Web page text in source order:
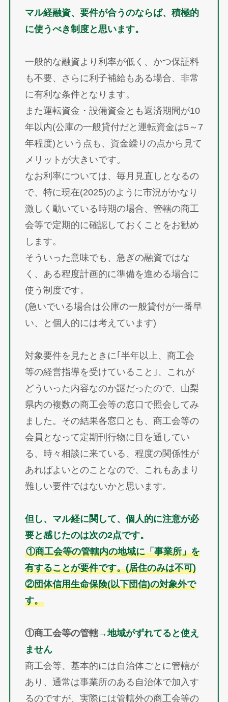
マル経融資、要件が合うのならば、積極的
に使うべき制度と思います。
一般的な融資より利率が低く、かつ保証料
も不要、さらに利子補給もある場合、非常
に有利な条件となります。
また運転資金・設備資金とも返済期間が10
年以内(公庫の一般貸付だと運転資金は5～7
年程度)という点も、資金繰りの点から見て
メリットが大きいです。
なお利率については、毎月見直しとなるの
で、特に現在(2025)のように市況がかなり
激しく動いている時期の場合、管轄の商工
会等で定期的に確認しておくことをお勧め
します。
そういった意味でも、急ぎの融資ではな
く、ある程度計画的に準備を進める場合に
使う制度です。
(急いでいる場合は公庫の一般貸付が一番早
い、と個人的には考えています)
対象要件を見たときに｢半年以上、商工会
等の経営指導を受けていること｣、これが
どういった内容なのか謎だったので、山梨
県内の複数の商工会等の窓口で照会してみ
ました。その結果各窓口とも、商工会等の
会員となって定期刊行物に目を通してい
る、時々相談に来ている、程度の関係性が
あればよいとのことなので、これもあまり
難しい要件ではないかと思います。
但し、マル経に関して、個人的に注意が必
要と感じたのは次の2点です。
①商工会等の管轄内の地域に「事業所」を
有することが要件です。(居住のみは不可)
②団体信用生命保険(以下団信)の対象外で
す。
①商工会等の管轄→地域がずれてると使え
ません
商工会等、基本的には自治体ごとに管轄が
あり、通常は事業所のある自治体で加入す
るのですが、実際には管轄外の商工会等の